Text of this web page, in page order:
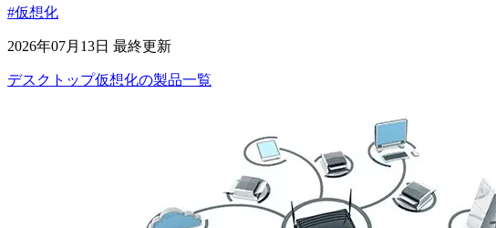
#仮想化
2026年07月13日 最終更新
デスクトップ仮想化の製品一覧